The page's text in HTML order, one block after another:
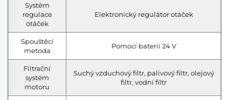
Systém
regulace
otáček
Elektronický regulátor otáček
Spouštěcí
metoda
Pomocí baterií 24 V
Filtrační
systém
motoru
Suchý vzduchový filtr, palivový filtr, olejový
filtr, vodní filtr